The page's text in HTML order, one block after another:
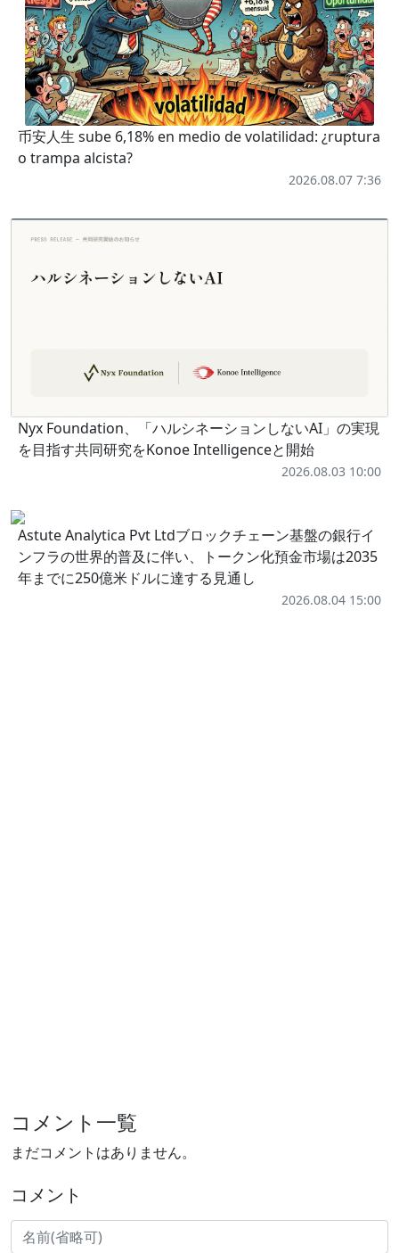
币安人生 sube 6,18% en medio de volatilidad: ¿ruptura
o trampa alcista?
2026.08.07 7:36
Nyx Foundation、「ハルシネーションしないAI」の実現
を目指す共同研究をKonoe Intelligenceと開始
2026.08.03 10:00
Astute Analytica Pvt Ltdブロックチェーン基盤の銀行イ
ンフラの世界的普及に伴い、トークン化預金市場は2035
年までに250億米ドルに達する見通し
2026.08.04 15:00
コメント一覧
まだコメントはありません。
コメント